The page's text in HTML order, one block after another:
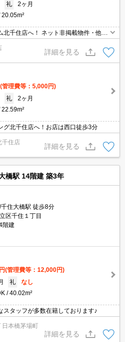
礼
2ヶ月
20.05m²
千住店へ！ ネット非掲載物件・他社
詳細を見る
(管理費等：5,000円)
礼
2ヶ月
22.59m²
グ北千住店へ！お店は西口徒歩3分
千住店
詳細を見る
橋駅 14階建 築3年
住大橋駅 徒歩8分
区千住１丁目
階建
(管理費等：12,000円)
礼
なし
40.02m²
タッフが多数在籍しております♪
本橋茅場町
詳細を見る